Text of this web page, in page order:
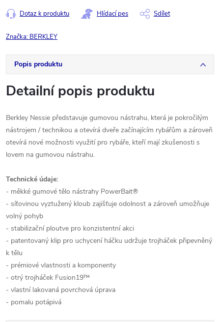
Dotaz k produktu Hlídací pes Sdílet
Značka: BERKLEY
Popis produktu
Detailní popis produktu
Berkley Nessie představuje gumovou nástrahu, která je pokročilým
nástrojem / technikou a otevírá dveře začínajícím rybářům a zároveň
otevírá nové možnosti využití pro rybáře, kteří mají zkušenosti s
lovem na gumovou nástrahu.
Technické údaje:
- měkké gumové tělo nástrahy PowerBait®
- síťovinou vyztužený kloub zajišťuje odolnost a zároveň umožňuje
volný pohyb
- stabilizační ploutve pro konzistentní akci
- patentovaný klip pro uchycení háčku udržuje trojháček připevněný
k tělu
- prémiové vlastnosti a komponenty
- otrý trojháček Fusion19™
- vlastní lakovaná povrchová úprava
- pomalu potápivá